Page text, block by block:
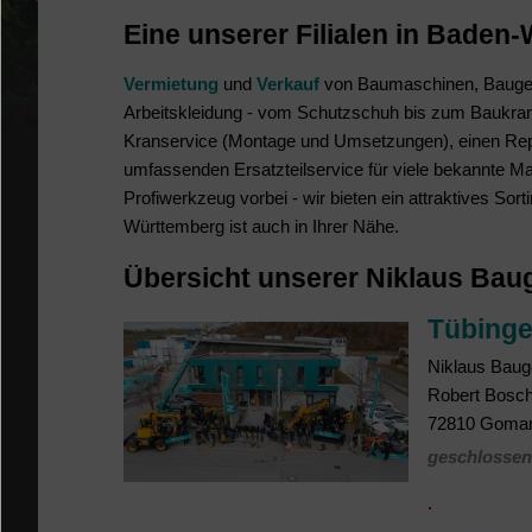
Eine unserer Filialen in
Vermietung und Verkauf von Baumaschinen,
Arbeitskleidung - vom Schutzschuh bis zum
Kranservice (Montage und Umsetzungen), einen
umfassenden Ersatzteilservice für viele bekannte
Profiwerkzeug vorbei - wir bieten ein attraktives
Württemberg ist auch in Ihrer Nähe.
Übersicht unserer Niklaus
Niklaus
Robert
72810
geschlossen
.